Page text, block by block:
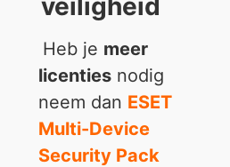
veiligheid
Heb je meer
licenties nodig
neem dan ESET
Multi-Device
Security Pack